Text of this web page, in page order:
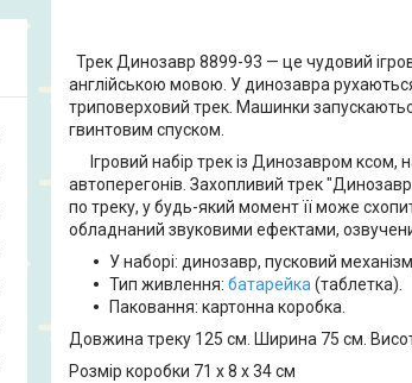
Трек Динозавр 8899-93 — це чудовий
англійською мовою. У динозавра
триповерховий трек. Машинки
гвинтовим спуском.
Ігровий набір трек із Динозавром ксом,
автоперегонів. Захопливий трек
по треку, у будь-який момент її може
обладнаний звуковими ефектами,
У наборі: динозавр, пусковий
Тип живлення: батарейка(таблетка).
Паковання: картонна коробка.
Довжина треку 125 см. Ширина 75 см.
Розмір коробки 71 х 8 х 34 см